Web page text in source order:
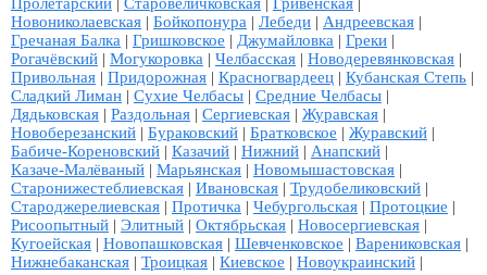
Пролетарский | Старовеличковская | Гривенская |
Новониколаевская | Бойкопонура | Лебеди | Андреевская |
Гречаная Балка | Гришковское | Джумайловка | Греки |
Рогачёвский | Могукоровка | Челбасская | Новодеревянковская |
Привольная | Придорожная | Красногвардеец | Кубанская Степь |
Сладкий Лиман | Сухие Челбасы | Средние Челбасы |
Дядьковская | Раздольная | Сергиевская | Журавская |
Новоберезанский | Бураковский | Братковское | Журавский |
Бабиче-Кореновский | Казачий | Нижний | Анапский |
Казаче-Малёваный | Марьянская | Новомышастовская |
Старонижестеблиевская | Ивановская | Трудобеликовский |
Староджерелиевская | Протичка | Чебургольская | Протоцкие |
Рисоопытный | Элитный | Октябрьская | Новосергиевская |
Кугоейская | Новопашковская | Шевченковское | Варениковская |
Нижнебаканская | Троицкая | Киевское | Новоукраинский |